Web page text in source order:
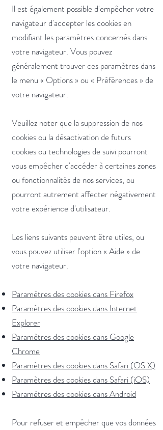
Il est également possible d'empêcher votre
navigateur d'accepter les cookies en
modifiant les paramètres concernés dans
votre navigateur. Vous pouvez
généralement trouver ces paramètres dans
le menu « Options » ou « Préférences » de
votre navigateur.
Veuillez noter que la suppression de nos
cookies ou la désactivation de futurs
cookies ou technologies de suivi pourront
vous empêcher d'accéder à certaines zones
ou fonctionnalités de nos services, ou
pourront autrement affecter négativement
votre expérience d'utilisateur.
Les liens suivants peuvent être utiles, ou
vous pouvez utiliser l'option « Aide » de
votre navigateur.
Paramètres des cookies dans Firefox
Paramètres des cookies dans Internet
Explorer
Paramètres des cookies dans Google
Chrome
Paramètres des cookies dans Safari (OS X)
Paramètres des cookies dans Safari (iOS)
Paramètres des cookies dans Android
Pour refuser et empêcher que vos données